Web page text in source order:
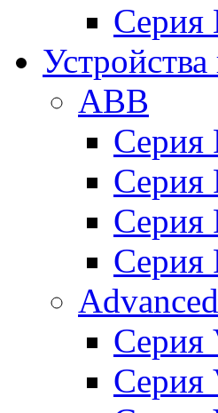
Серия
ABB
Cерия
Cерия
Cерия
Серия